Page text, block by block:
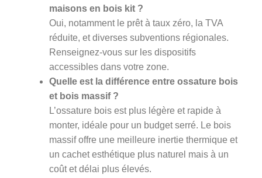
maisons en bois kit ?
Oui, notamment le prêt à taux zéro, la TVA
réduite, et diverses subventions régionales.
Renseignez-vous sur les dispositifs
accessibles dans votre zone.
Quelle est la différence entre ossature bois
et bois massif ?
L’ossature bois est plus légère et rapide à
monter, idéale pour un budget serré. Le bois
massif offre une meilleure inertie thermique et
un cachet esthétique plus naturel mais à un
coût et délai plus élevés.